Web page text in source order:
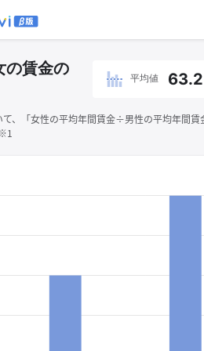
の賃金の
平均値
て、「女性の平均年間賃金÷男性の平均年間